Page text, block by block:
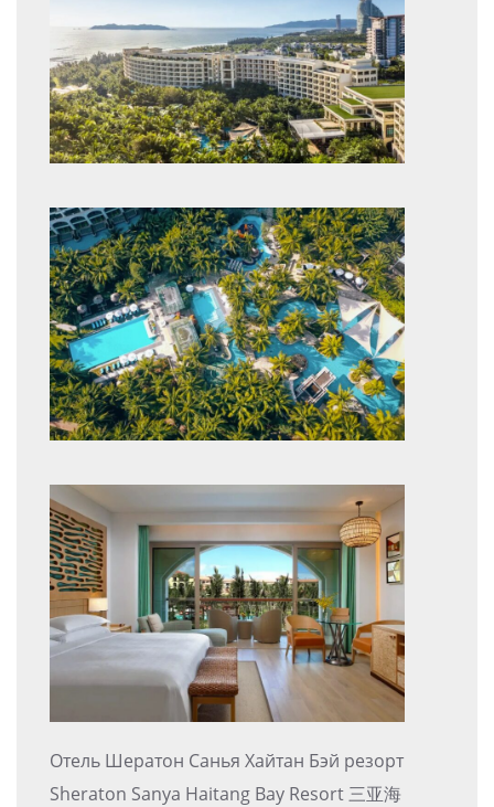
Отель Шератон Санья Хайтан Бэй резорт
Sheraton Sanya Haitang Bay Resort 三亚海